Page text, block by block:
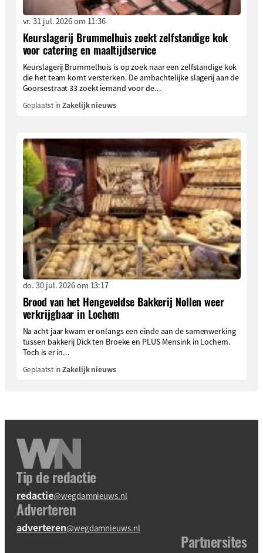
vr. 31 jul. 2026 om 11:36
Keurslagerij Brummelhuis zoekt zelfstandige kok
voor catering en maaltijdservice
Keurslagerij Brummelhuis is op zoek naar een zelfstandige kok
die het team komt versterken. De ambachtelijke slagerij aan de
Goorsestraat 33 zoekt iemand voor de...
Geplaatst inZakelijk nieuws
do. 30 jul. 2026 om 13:17
Brood van het Hengeveldse Bakkerij Nollen weer
verkrijgbaar in Lochem
Na acht jaar kwam er onlangs een einde aan de samenwerking
tussen bakkerij Dick ten Broeke en PLUS Mensink in Lochem.
Toch is er in...
Geplaatst inZakelijk nieuws
Tip de redactie
redactie@wegdamnieuws.nl
Adverteren
adverteren@wegdamnieuws.nl
Partnersites